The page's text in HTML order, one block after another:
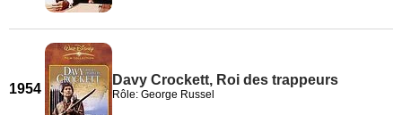
1954
Davy Crockett, Roi des trappeurs
Rôle: George Russel